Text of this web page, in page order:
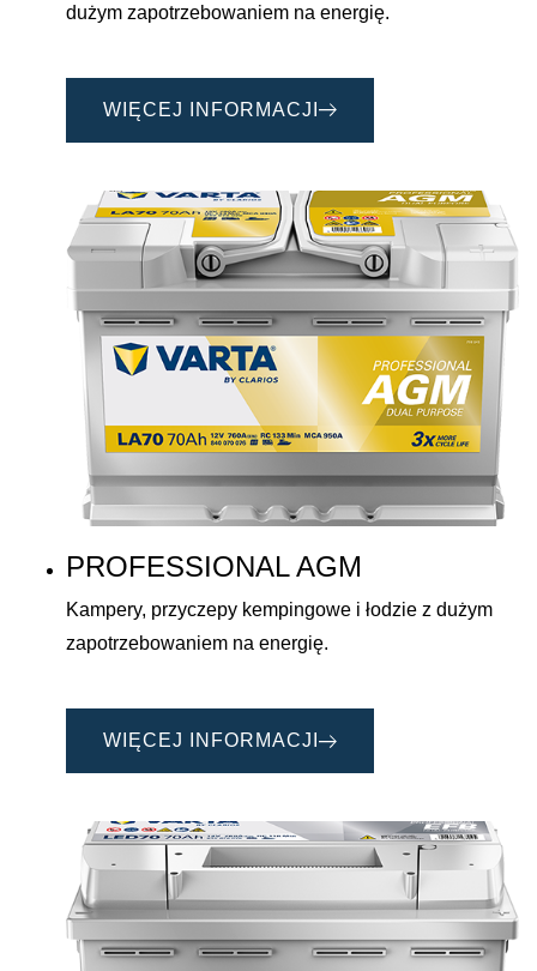
dużym zapotrzebowaniem na energię.
WIĘCEJ INFORMACJI
PROFESSIONAL AGM
Kampery, przyczepy kempingowe i łodzie z dużym
zapotrzebowaniem na energię.
WIĘCEJ INFORMACJI